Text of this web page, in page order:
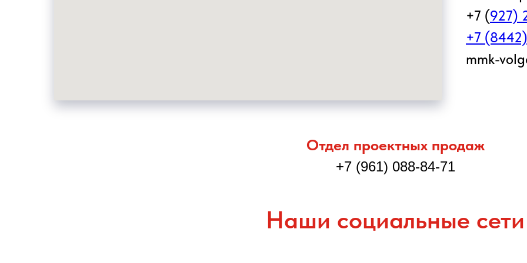
+7 (927)
+7
mmk-
Отдел проектных продаж
+7 (961) 088-84-71
Наши социальные сети